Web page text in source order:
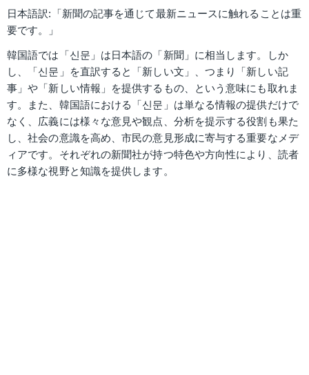
日本語訳:「新聞の記事を通じて最新ニュースに触れることは重
要です。」
韓国語では「신문」は日本語の「新聞」に相当します。しか
し、「신문」を直訳すると「新しい文」、つまり「新しい記
事」や「新しい情報」を提供するもの、という意味にも取れま
す。また、韓国語における「신문」は単なる情報の提供だけで
なく、広義には様々な意見や観点、分析を提示する役割も果た
し、社会の意識を高め、市民の意見形成に寄与する重要なメデ
ィアです。それぞれの新聞社が持つ特色や方向性により、読者
に多様な視野と知識を提供します。